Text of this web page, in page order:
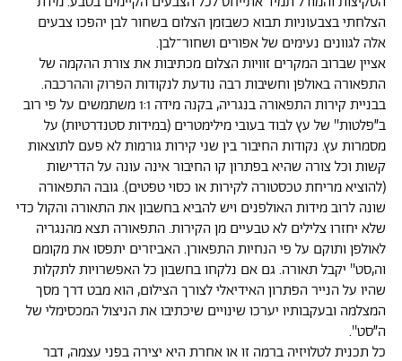
הצלחתי בצבעוניות תבוא כשבזמן הצלום בשחור לבן יהפכו צבעים
אלה לגוונים נעימים של אפורים ושחור־לבן.
אציין שברוב המקרים זוויות הצלום מכתיבות את צורת ההקמה של
התפאורה באולפן וחשיבות רבה נודעת לנקודות הפרוק וההרכבה.
בבניית קירות התפאורה בנגריה, בקנה מידה 1:1 משתמשים על פי רוב
ב״פלטות" של עץ לבוד בעובי מילימטרים (במידות סטנדרטיות) על
מסמרות עץ. נקודות החיבור בין שני קירות גורמות לא פעם לתוצאות
קשות וכל צורה שהיא בפתרון קו החיבור אינה עונה על הדרישות
(להוציא מריחת טכסטורה לקירות או כסוי טפטים). גובה התפאורה
שונה לרוב מידות האולפנים ויש להביא בחשבון את התאורה והקול כדי
שלא יחזרו צלילים לא טבעיים מן הקירות. התפאורה תצא מהנגריה
לאולפן ותוקם על פי הנחיות התפאורן. האביזרים יתפסו את מקומם
וה,סט" יקבל תאורה. גם אם נלקחו בחשבון כל האפשרויות לתקלות
שהיו על הנייר הפתרון האידיאלי לצורך הצילום, הוא מבט דרך מסך
המצלמה ובעקבותיו יערכו שינויים שיכתיבו את הניצול המכסימלי של
ה״סט''.
כל תכנית לטלויזיה ברמה זו או אחרת היא יצירה בפני עצמה, דבר